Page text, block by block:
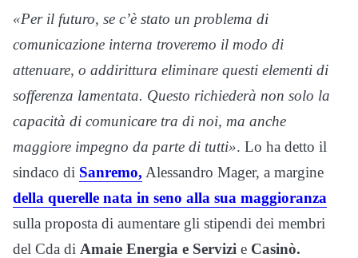
«Per il futuro, se c’è stato un problema di
comunicazione interna troveremo il modo di
attenuare, o addirittura eliminare questi elementi di
sofferenza lamentata. Questo richiederà non solo la
capacità di comunicare tra di noi, ma anche
maggiore impegno da parte di tutti». Lo ha detto il
sindaco di Sanremo, Alessandro Mager, a margine
della querelle nata in seno alla sua maggioranza
sulla proposta di aumentare gli stipendi dei membri
del Cda di Amaie Energia e Servizi e Casinò.